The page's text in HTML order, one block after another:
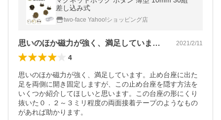
差し込み式
two-face Yahoo!ショッピング店
思いのほか磁力が強く、満足しています。… 2021/2/11
4
思いのほか磁力が強く、満足しています。止め台座に出た
足を両側に開き固定しますが、この止め台座を隠す方法を
いくつか紹介してほしいと思います。この台座の形にくり
抜いた０．２～３ミリ程度の両面接着テープのようなもの
があれば助かります。